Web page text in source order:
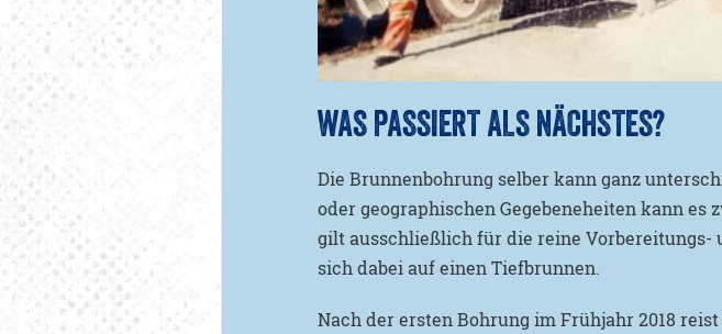
WAS PASSIERT ALS NÄCHSTES?
Die Brunnenbohrung selber kann ganz
oder geographischen Gegebeneheiten kann es
gilt ausschließlich für die reine Vorbereitungs-
sich dabei auf einen Tiefbrunnen.
Nach der ersten Bohrung im Frühjahr 2018